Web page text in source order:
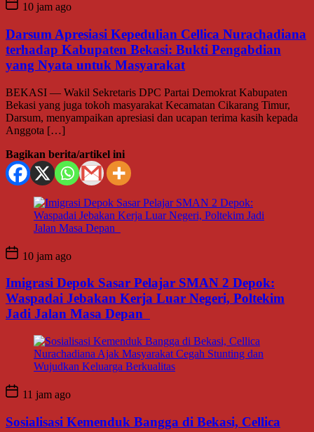
10 jam ago
Darsum Apresiasi Kepedulian Cellica Nurachadiana
terhadap Kabupaten Bekasi: Bukti Pengabdian
yang Nyata untuk Masyarakat
BEKASI — Wakil Sekretaris DPC Partai Demokrat Kabupaten
Bekasi yang juga tokoh masyarakat Kecamatan Cikarang Timur,
Darsum, menyampaikan apresiasi dan ucapan terima kasih kepada
Anggota […]
Bagikan berita/artikel ini
10 jam ago
Imigrasi Depok Sasar Pelajar SMAN 2 Depok:
Waspadai Jebakan Kerja Luar Negeri, Poltekim
Jadi Jalan Masa Depan
11 jam ago
Sosialisasi Kemenduk Bangga di Bekasi, Cellica